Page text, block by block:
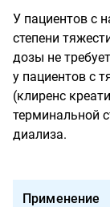
У пациентов с
степени
дозы не
у пациентов с
(клиренс
терминальной
диализа.
Применение